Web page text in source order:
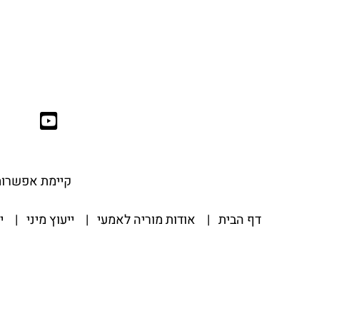
קיימת אפשרות
דף הבית | אודות מוריה לאמעי | ייעוץ מיני |